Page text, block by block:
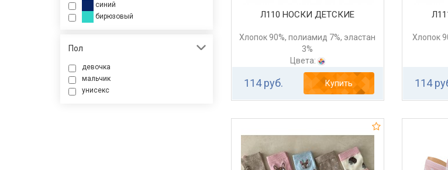
синий
бирюзовый
Пол
девочка
мальчик
унисекс
Л110 НОСКИ ДЕТСКИЕ
Хлопок 90%, полиамид 7%, эластан
3%
Цвета:
114 руб. Купить
Хлопок
114